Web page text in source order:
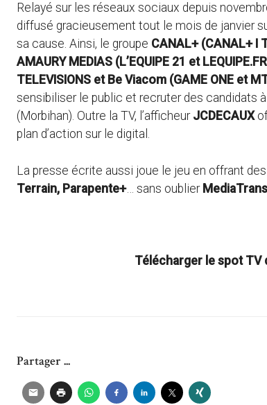
Relayé sur les réseaux sociaux depuis
diffusé gracieusement tout le mois de janvier
sa cause. Ainsi, le groupe CANAL+ (CANAL+ I
AMAURY MEDIAS (L’EQUIPE 21 et
TELEVISIONS et Be Viacom (GAME ONE et
sensibiliser le public et recruter des candidats
(Morbihan). Outre la TV, l’afficheur JCDECAUX
plan d’action sur le digital.
La presse écrite aussi joue le jeu en offrant
Terrain, Parapente+… sans oublier
Télécharger le spot TV
Partager ...